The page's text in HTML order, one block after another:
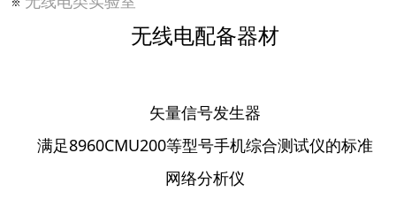
无线电配备器材
矢量信号发生器
满足8960CMU200等型号手机综合测试仪的标准
网络分析仪